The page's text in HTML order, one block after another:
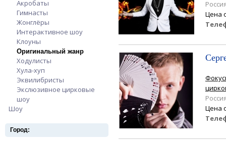
Акробаты
Гимнасты
Жонглёры
Интерактивное шоу Apply Интерактивное шоу filter
Клоуны
Оригинальный жанр Apply Оригинальный жанр filter
Ходулисты
Хула-хуп
Эквилибристы Apply Эквилибристы filter
Экслюзивное цирковые
шоу Apply Экслюзивное цирковые шоу filter
Шоу
Город:
Цена
Цена